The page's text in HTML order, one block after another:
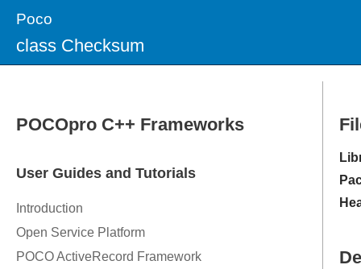
Poco
class Checksum